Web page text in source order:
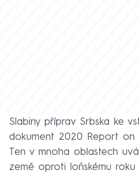
Slabiny příprav Srbska ke
dokument 2020 Report on
Ten v mnoha oblastech
země oproti loňskému